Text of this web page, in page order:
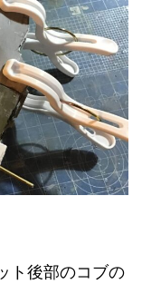
ト後部のコブの